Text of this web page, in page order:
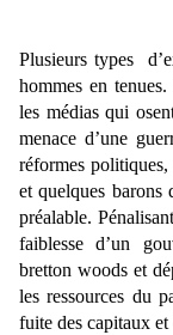
Plusieurs types
hommes en
les médias qui
menace d’une
réformes
et quelques
préalable.
faiblesse d’un
bretton woods et
les ressources du
fuite des capitaux et